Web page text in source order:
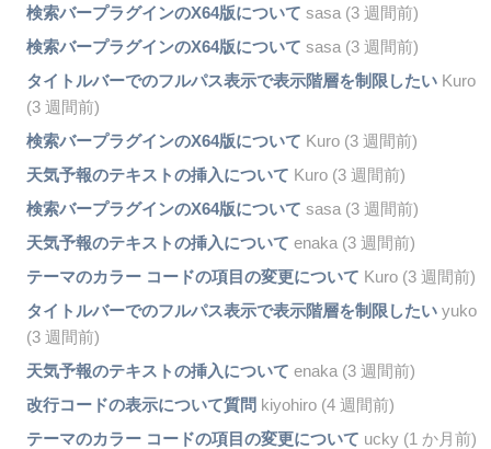
検索バープラグインのX64版について sasa (3 週間前)
検索バープラグインのX64版について sasa (3 週間前)
タイトルバーでのフルパス表示で表示階層を制限したいKuro
(3 週間前)
検索バープラグインのX64版について Kuro (3 週間前)
天気予報のテキストの挿入について Kuro (3 週間前)
検索バープラグインのX64版について sasa (3 週間前)
天気予報のテキストの挿入について enaka (3 週間前)
テーマのカラー コードの項目の変更について Kuro (3 週間前)
タイトルバーでのフルパス表示で表示階層を制限したいyuko
(3 週間前)
天気予報のテキストの挿入について enaka (3 週間前)
改行コードの表示について質問 kiyohiro (4 週間前)
テーマのカラー コードの項目の変更について ucky (1 か月前)